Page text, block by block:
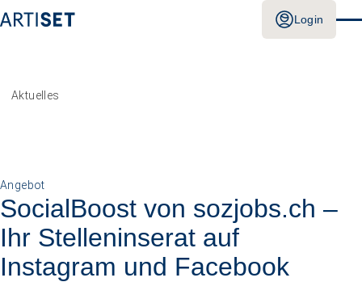
Login
Aktuelles
Angebot
SocialBoost von sozjobs.ch –
Ihr Stelleninserat auf
Instagram und Facebook